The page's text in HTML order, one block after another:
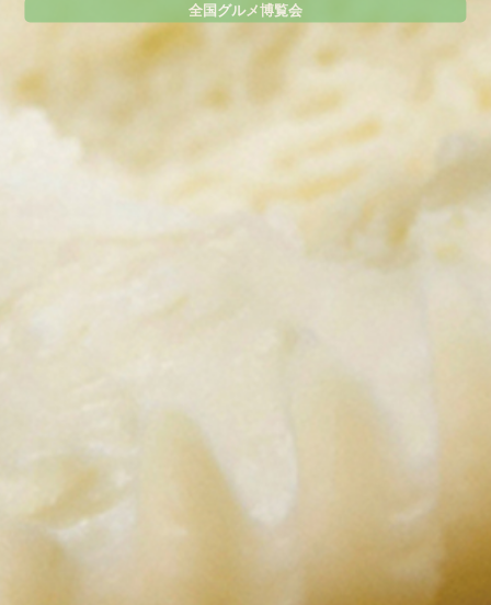
全国グルメ博覧会